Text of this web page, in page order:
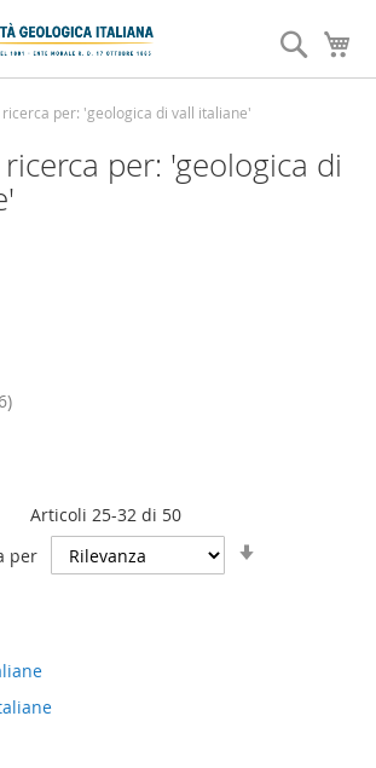
Search
ricerca per: 'geologica di vall italiane'
per: 'geologica di
Articoli 25-32di 50
per
elemento